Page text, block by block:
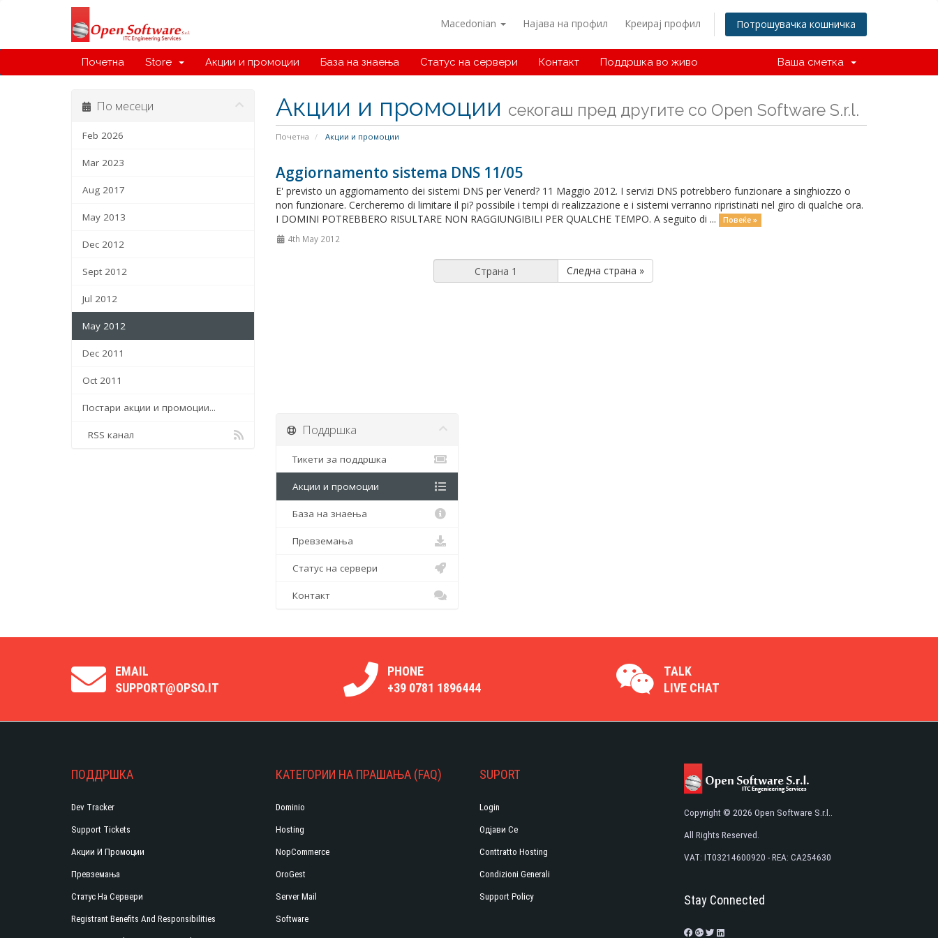
Macedonian Најава на профил Креирај профил Потрошувачка кошничка
Почетна Store Акции и промоции База на знаења Статус на сервери Контакт Поддршка во живо Ваша сметка
Акции и промоции секогаш пред другите со Open Software S.r.l.
Почетна Акции и промоции
По месеци
Feb 2026
Mar 2023
Aug 2017
May 2013
Dec 2012
Sept 2012
Jul 2012
May 2012
Dec 2011
Oct 2011
Постари акции и промоции...
RSS канал
Aggiornamento sistema DNS 11/05
E' previsto un aggiornamento dei sistemi DNS per Venerd? 11 Maggio 2012. I servizi DNS potrebbero funzionare a singhiozzo o
non funzionare. Cercheremo di limitare il pi? possibile i tempi di realizzazione e i sistemi verranno ripristinati nel giro di qualche ora.
I DOMINI POTREBBERO RISULTARE NON RAGGIUNGIBILI PER QUALCHE TEMPO. A seguito di ...
Повеќе »
4th May 2012
Следна страна »
Поддршка
Тикети за поддршка
Акции и промоции
База на знаења
Превземања
Статус на сервери
Контакт
EMAIL
SUPPORT@OPSO.IT
PHONE
+39 0781 1896444
TALK
LIVE CHAT
ПОДДРШКА
Dev Tracker
Support Tickets
Акции И Промоции
Превземања
Статус На Сервери
Registrant Benefits And Responsibilities
КАТЕГОРИИ НА ПРАШАЊА (FAQ)
Dominio
Hosting
NopCommerce
OroGest
Server Mail
Software
SUPORT
Login
Одјави Се
Conttratto Hosting
Condizioni Generali
Support Policy
Copyright © 2026 Open Software S.r.l..
All Rights Reserved.
VAT: IT03214600920 - REA: CA254630
Stay Connected